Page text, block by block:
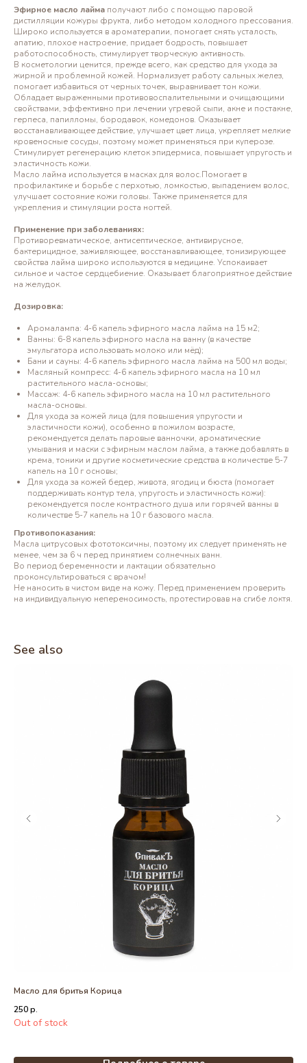
Эфирное масло лайма получают либо с помощью паровой
дистилляции кожуры фрукта, либо методом холодного прессования.
Широко используется в ароматерапии, помогает снять усталость,
апатию, плохое настроение, придает бодрость, повышает
работоспособность, стимулирует творческую активность.
В косметологии ценится, прежде всего, как средство для ухода за
жирной и проблемной кожей. Нормализует работу сальных желез,
помогает избавиться от черных точек, выравнивает тон кожи.
Обладает выраженными противовоспалительными и очищающими
свойствами, эффективно при лечении угревой сыпи, акне и постакне,
герпеса, папилломы, бородавок, комедонов. Оказывает
восстанавливающее действие, улучшает цвет лица, укрепляет мелкие
кровеносные сосуды, поэтому может применяться при куперозе.
Стимулирует регенерацию клеток эпидермиса, повышает упругость и
эластичность кожи.
Масло лайма используется в масках для волос.Помогает в
профилактике и борьбе с перхотью, ломкостью, выпадением волос,
улучшает состояние кожи головы. Также применяется для
укрепления и стимуляции роста ногтей.
Применение при заболеваниях:
Противоревматическое, антисептическое, антивирусное,
бактерицидное, заживляющее, восстанавливающее, тонизирующее
свойства лайма широко используются в медицине. Успокаивает
сильное и частое сердцебиение. Оказывает благоприятное действие
на желудок.
Дозировка:
Аромалампа: 4-6 капель эфирного масла лайма на 15 м2;
Ванны: 6-8 капель эфирного масла на ванну (в качестве
эмульгатора использовать молоко или мёд);
Бани и сауны: 4-6 капель эфирного масла лайма на 500 мл воды;
Масляный компресс: 4-6 капель эфирного масла на 10 мл
растительного масла-основы;
Массаж: 4-6 капель эфирного масла на 10 мл растительного
масла-основы.
Для ухода за кожей лица (для повышения упругости и
эластичности кожи), особенно в пожилом возрасте,
рекомендуется делать паровые ванночки, ароматические
умывания и маски с эфирным маслом лайма, а также добавлять в
крема, тоники и другие косметические средства в количестве 5-7
капель на 10 г основы;
Для ухода за кожей бедер, живота, ягодиц и бюста (помогает
поддерживать контур тела, упругость и эластичность кожи):
рекомендуется после контрастного душа или горячей ванны в
количестве 5-7 капель на 10 г базового масла.
Противопоказания:
Масла цитрусовых фототоксичны, поэтому их следует применять не
менее, чем за 6 ч перед принятием солнечных ванн.
Во период беременности и лактации обязательно
проконсультироваться с врачом!
Не наносить в чистом виде на кожу. Перед применением проверить
на индивидуальную непереносимость, протестировав на сгибе локтя.
See also
Масло для бритья Корица
250р.
Out of stock